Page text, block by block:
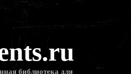
библиотека для